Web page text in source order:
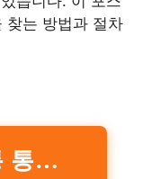
찾는 방법과 절차
서울시 대중교통 통합분실물센터